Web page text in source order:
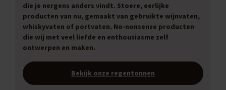
die je nergens anders vindt. Stoere, eerlijke
producten van nu, gemaakt van gebruikte wijnvaten,
whiskyvaten of portvaten. No-nonsense producten
die wij met veel liefde en enthousiasme zelf
ontwerpen en maken.
Bekijk onze regentonnen